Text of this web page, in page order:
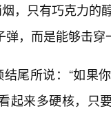
，只有巧克力的
弹，而是能够击
尾所说：“如果
起来多硬核，